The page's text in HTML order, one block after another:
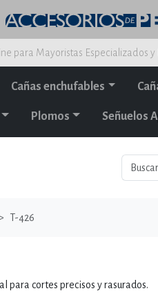
para Mayoristas Especializados y
Cañas enchufables
Plomos Señuelos
T-426
cortes precisos y rasurados.